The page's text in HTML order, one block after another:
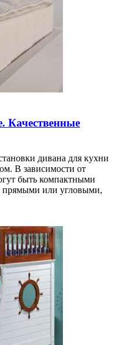
Качественные
дивана для кухни
В зависимости от
быть компактными
прямыми или угловыми,